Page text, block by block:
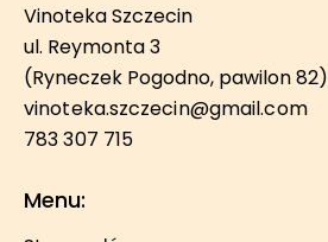
Vinoteka Szczecin
ul. Reymonta 3
(Ryneczek Pogodno, pawilon 82)
vinoteka.szczecin@gmail.com
783 307 715
Menu: